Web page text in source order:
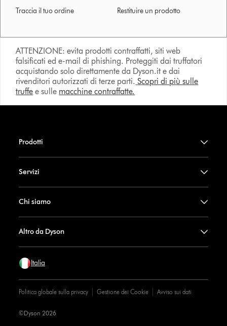
Traccia il tuo ordine Restituire un prodotto
ATTENZIONE: evita prodotti contraffatti, siti web
falsificati ed e-mail di phishing. Proteggiti dai truffatori
acquistando solo direttamente da Dyson.it e dai
rivenditori autorizzati di terze parti. Scopri di più sulle
truffe e sulle macchine contraffatte.
Prodotti
Servizi
Chi siamo
Altro da Dyson
Italia
Politica globale sulla privacy Gestione dei Cookie Avviso sui dati
©Dyson 2026